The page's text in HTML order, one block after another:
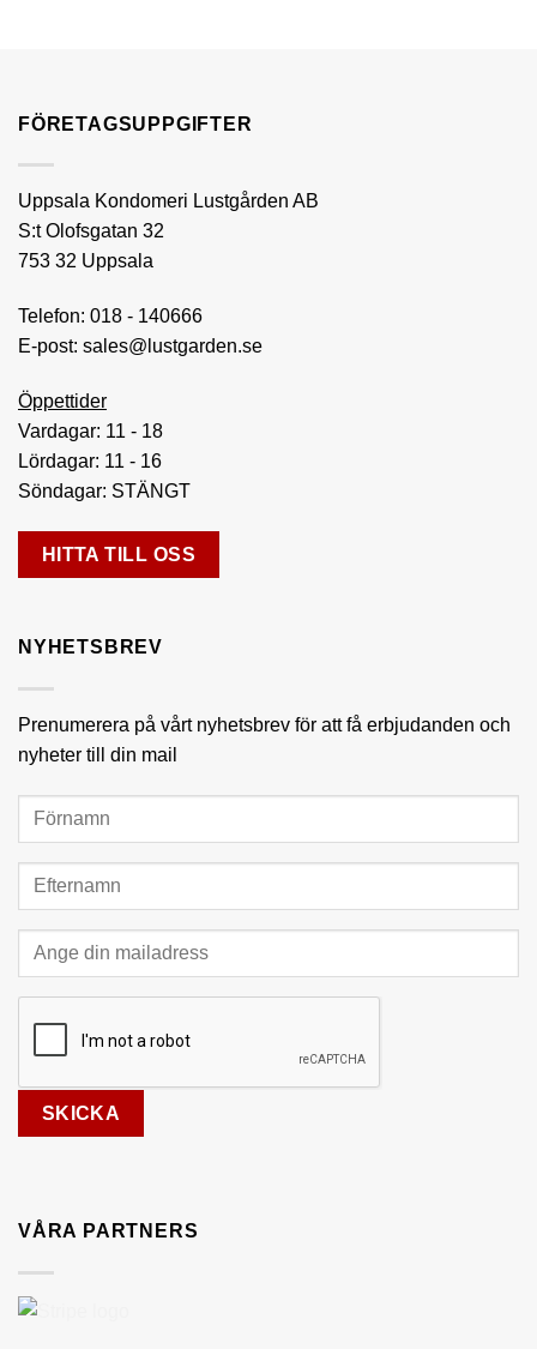
FÖRETAGSUPPGIFTER
Uppsala Kondomeri Lustgården AB
S:t Olofsgatan 32
753 32 Uppsala
Telefon: 018 - 140666
E-post: sales@lustgarden.se
Öppettider
Vardagar: 11 - 18
Lördagar: 11 - 16
Söndagar: STÄNGT
HITTA TILL OSS
NYHETSBREV
Prenumerera på vårt nyhetsbrev för att få erbjudanden och
nyheter till din mail
VÅRA PARTNERS